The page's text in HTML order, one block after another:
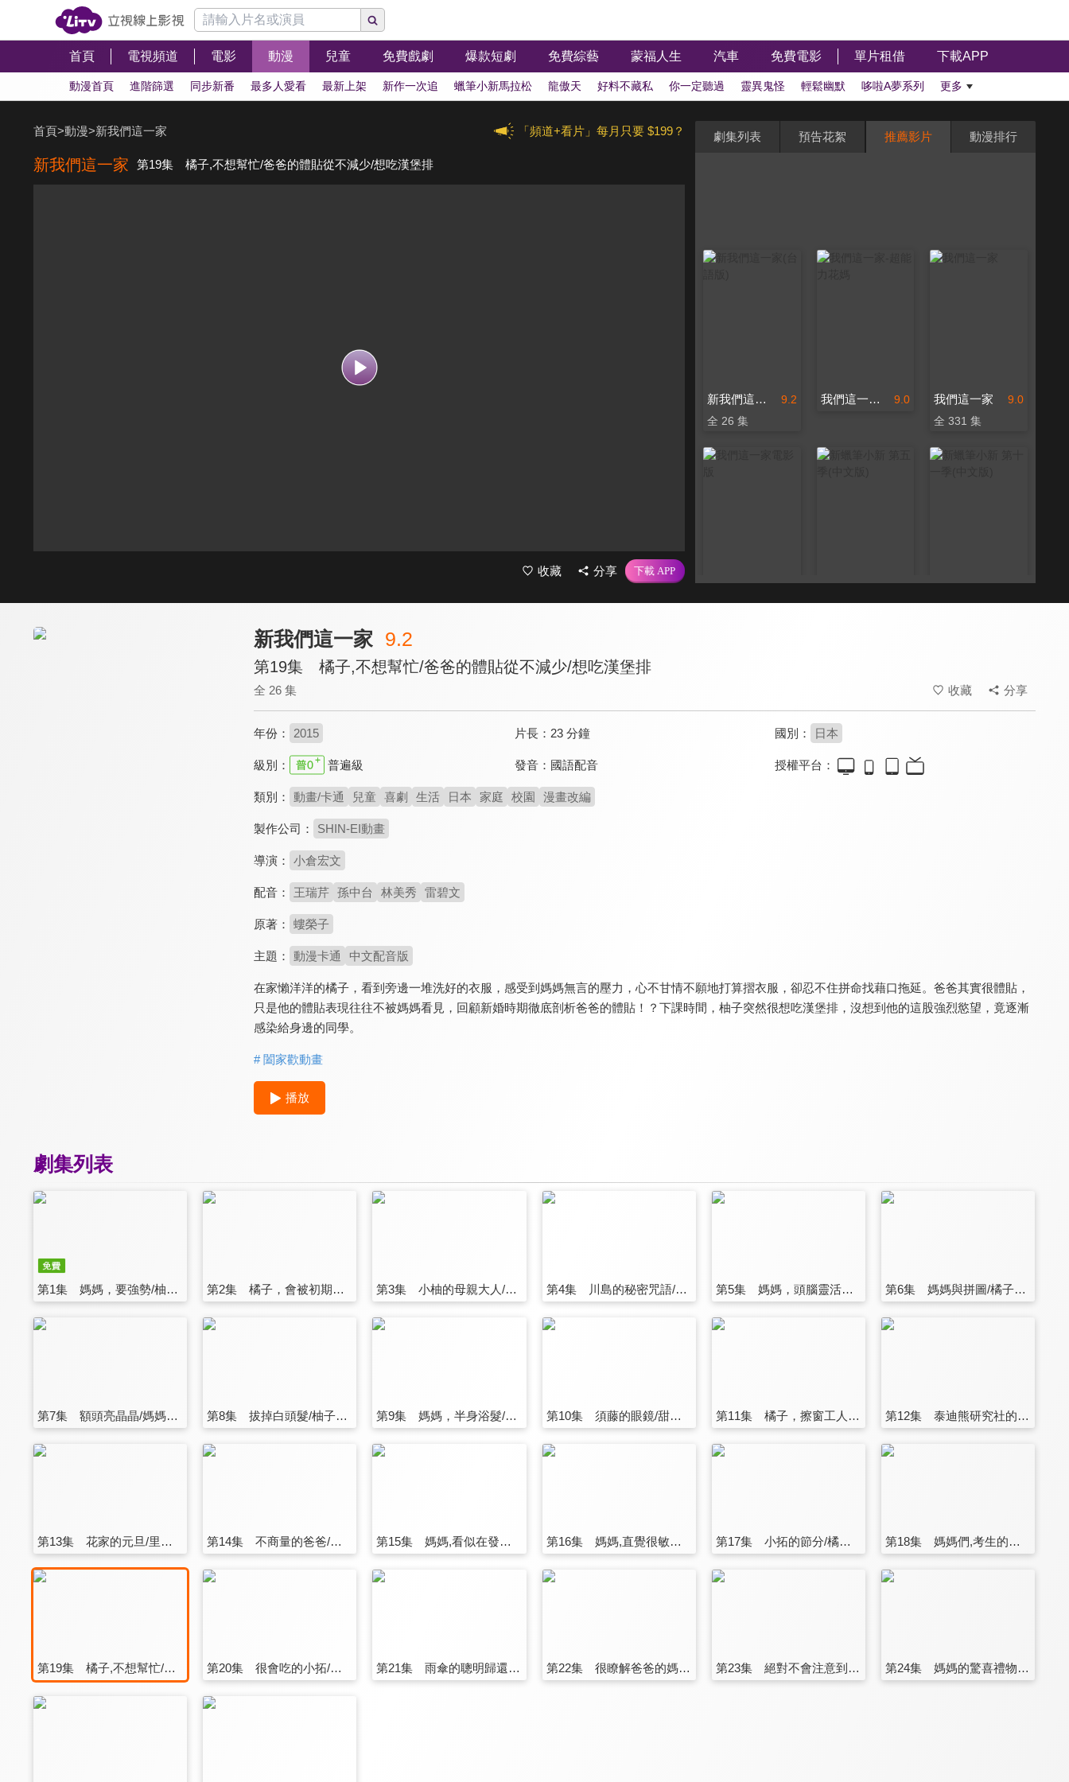
首頁 電視頻道 電影 動漫 兒童 免費戲劇 爆款短劇 免費綜藝 蒙福人生 汽車 免費電影 單片租借 下載APP
動漫首頁 進階篩選 同步新番 最多人愛看 最新上架 新作一次追 蠟筆小新馬拉松 龍傲天 好料不藏私 你一定聽過 靈異鬼怪 輕鬆幽默 哆啦A夢系列 更多
「頻道+看片」每月只要 $199？
首頁>動漫>新我們這一家
新我們這一家 第19集 橘子,不想幫忙/爸爸的體貼從不減少/想吃漢堡排
收藏 分享
劇集列表 預告花絮 推薦影片 動漫排行
9.2
新我們這一家(台語版)
全 26 集
9.0
我們這一家-超能力花媽 9.0
我們這一家
全 331 集
9.2
新蠟筆小新 第三季(中文版)
全 26 集
9.0
新蠟筆小新 第四季(中文版)
全 29 集
8.0
幸腹塗鴉
全 12 集
新我們這一家 9.2
第19集 橘子,不想幫忙/爸爸的體貼從不減少/想吃漢堡排
全 26 集 收藏 分享
年份： 2015 片長： 23 分鐘 國別： 日本
級別： 普遍級 發音： 國語配音 授權平台：
類別： 動畫/卡通 兒童 喜劇 生活 日本 家庭 校園 漫畫改編
製作公司： SHIN-EI動畫
導演： 小倉宏文
配音： 王瑞芹 孫中台 林美秀 雷碧文
原著： 螻榮子
主題： 動漫卡通 中文配音版
在家懶洋洋的橘子，看到旁邊一堆洗好的衣服，感受到媽媽無言的壓力，心不甘情不願地打算摺衣服，卻忍不住拼命找藉口拖延。爸爸其實很體貼，
只是他的體貼表現往往不被媽媽看見，回顧新婚時期徹底剖析爸爸的體貼！？下課時間，柚子突然很想吃漢堡排，沒想到他的這股強烈慾望，竟逐漸
感染給身邊的同學。
# 闔家歡動畫
播放
劇集列表
第1集 媽媽，要強勢/柚子，想戴太陽眼鏡/媽媽，喜歡新武器 第2集 橘子，會被初期化/這個城市也住很久了/爸爸的器度很大 第3集 小柚的母親大人/媽媽們的保齡球/要小心媽媽的怒氣 第4集 川島的秘密咒語/水島太太好年輕/自己的屁股自己擦 第5集 媽媽，頭腦靈活日/柚子們要去看電影/男人們的和平 第6集 媽媽與拼圖/橘子叫錯了/簡單的組合料理
第7集 額頭亮晶晶/媽媽是補充包天才/男人們的露骨 第8集 拔掉白頭髮/柚子太矜持了/爸爸喜歡媽媽哪裡 第9集 媽媽，半身浴髮/好羨慕吉岡/媽媽的恢復法 第10集 須藤的眼鏡/甜甜圈風潮/最近感興趣的事 第11集 橘子，擦窗工人/媽媽，蟲的相傳/媽媽，很不會比喻 第12集 泰迪熊研究社的聖誕節/媽媽,靠直覺活的原始人/跟岩木同學一起買聖誕蛋糕
第13集 花家的元旦/里民搗麻糬大會/好短暫的新年 第14集 不商量的爸爸/媽媽，鍛鍊大腦/男生真討厭 第15集 媽媽,看似在發呆/茄男的造型便當/這樣算不算噁心 第16集 媽媽,直覺很敏銳/男人們的圈套/加油光波 第17集 小拓的節分/橘子很庸俗/珠雞分份事件 第18集 媽媽們,考生的母親/橘子的情人節/柚子,深夜的男人料理
第19集 橘子,不想幫忙/爸爸的體貼從不減少/想吃漢堡排 第20集 很會吃的小拓/爸爸,媽媽,山中健行/橘子,忘記蛋蛋了 第21集 雨傘的聰明歸還法/剛才為什麼笑/柚子,暗黑世界 第22集 很瞭解爸爸的媽媽/兔子的塗鴉/不想撐傘的吉岡 第23集 絕對不會注意到/媽媽，不懂裝懂/柚粉的聖地 第24集 媽媽的驚喜禮物/柚子棒球社